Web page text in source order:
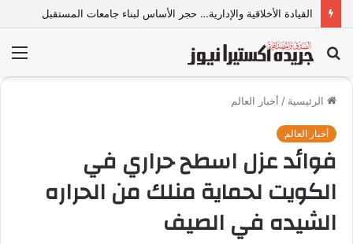
القيادة الأخلاقية والإدارية… حجر الأساس لبناء جامعات المستقبل
بحث
عن
الرئيسية / أخبار العالم
أخبار العالم
فوائد عزل اسطح حراري في
الكويت لحماية منلك من الحراره
الشيده في الصيف